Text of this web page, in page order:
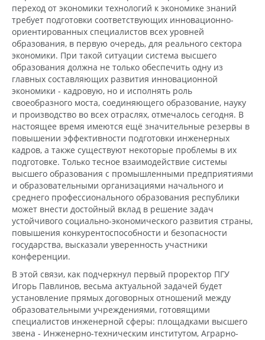
переход от экономики технологий к экономике знаний
требует подготовки соответствующих инновационно-
ориентированных специалистов всех уровней
образования, в первую очередь, для реального сектора
экономики. При такой ситуации система высшего
образования должна не только обеспечить одну из
главных составляющих развития инновационной
экономики - кадровую, но и исполнять роль
своеобразного моста, соединяющего образование, науку
и производство во всех отраслях, отмечалось сегодня. В
настоящее время имеются ещё значительные резервы в
повышении эффективности подготовки инженерных
кадров, а также существуют некоторые проблемы в их
подготовке. Только тесное взаимодействие системы
высшего образования с промышленными предприятиями
и образовательными организациями начального и
среднего профессионального образования республики
может внести достойный вклад в решение задач
устойчивого социально-экономического развития страны,
повышения конкурентоспособности и безопасности
государства, высказали уверенность участники
конференции.
В этой связи, как подчеркнул первый проректор ПГУ
Игорь Павлинов, весьма актуальной задачей будет
установление прямых договорных отношений между
образовательными учреждениями, готовящими
специалистов инженерной сферы: площадками высшего
звена - Инженерно-техническим институтом, Аграрно-